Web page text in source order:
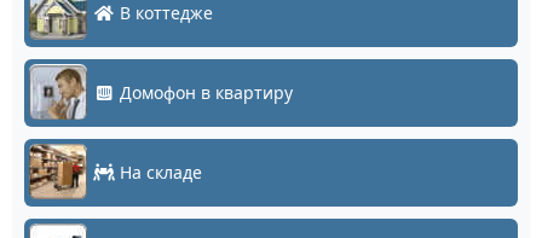
В коттедже
Домофон в квартиру
На складе